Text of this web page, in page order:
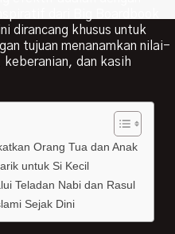
dirancang khusus untuk
tujuan menanamkan nilai-
dan kasih
Orang Tua dan Anak
untuk Si Kecil
Teladan Nabi dan Rasul
Sejak Dini